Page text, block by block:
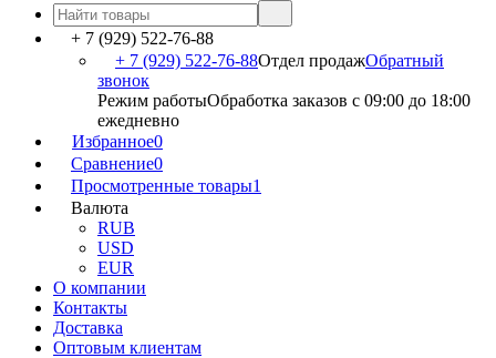
+ 7 (929) 522-76-88
+ 7 (929) 522-76-88Отдел продажОбратный
звонок
Режим работыОбработка заказов с 09:00 до 18:00
ежедневно
Избранное0
Сравнение0
Просмотренные товары1
Валюта
RUB
USD
EUR
О компании
Контакты
Доставка
Оптовым клиентам